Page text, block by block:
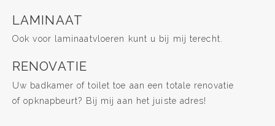
LAMINAAT
Ook voor laminaatvloeren kunt u bij mij terecht.
RENOVATIE
Uw badkamer of toilet toe aan een totale renovatie
of opknapbeurt? Bij mij aan het juiste adres!